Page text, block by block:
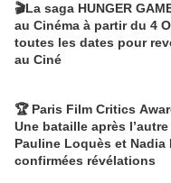
🎬La saga HUNGER
au Cinéma à partir du 4
toutes les dates pour
au Ciné
🏆 Paris Film Critics
Une bataille après
Pauline Loquès et
confirmées révélations